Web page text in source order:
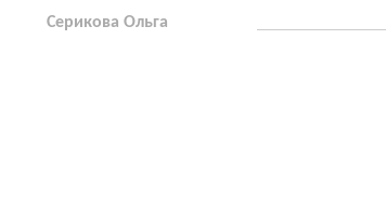
Серикова Ольга